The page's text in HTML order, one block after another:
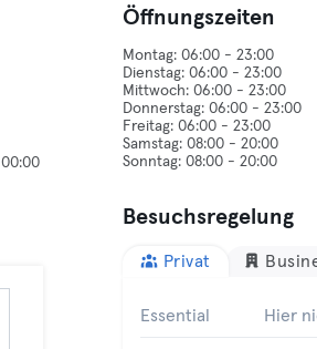
00:00
Öffnungszeiten
Montag: 06:00 - 23:00
Dienstag: 06:00 - 23:00
Mittwoch: 06:00 - 23:00
Donnerstag: 06:00 - 23:00
Freitag: 06:00 - 23:00
Samstag: 08:00 - 20:00
Besuchsregelung
Privat
Essential Hier